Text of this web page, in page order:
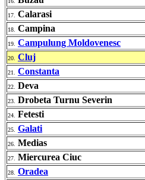
17. Calarasi
18. Campina
19. Campulung Moldovenesc
20. Cluj
21. Constanta
22. Deva
23. Drobeta Turnu Severin
24. Fetesti
25. Galati
26. Medias
27. Miercurea Ciuc
28. Oradea